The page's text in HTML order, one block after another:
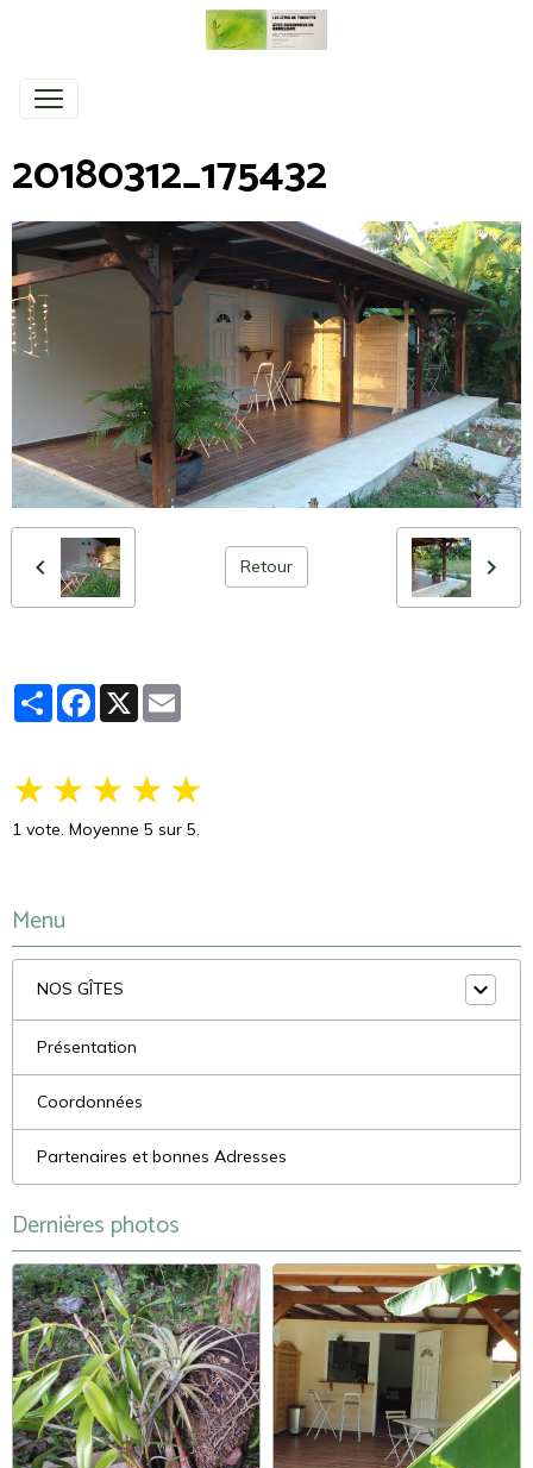
20180312_175432
Retour
PartagerFacebook
X
★ ★ ★ ★ ★
1 vote. Moyenne 5 sur 5.
Menu
NOS GÎTES
Présentation
Coordonnées
Partenaires et bonnes Adresses
Dernières photos